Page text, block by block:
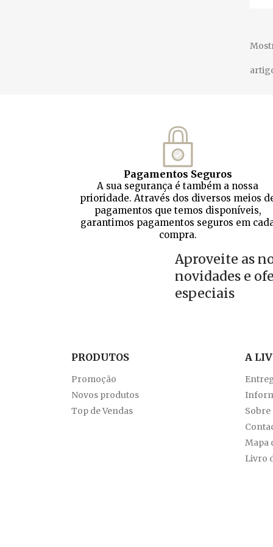
Pagamentos Seguros
A sua segurança é também a nossa
prioridade. Através dos diversos meios
pagamentos que temos disponíveis,
garantimos pagamentos seguros em
compra.
Aproveite as
novidades e
especiais
PRODUTOS
Promoção
Novos produtos
Top de Vendas
A
Sobre
Mapa
Livro